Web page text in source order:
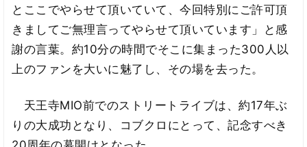
とここでやらせて頂いていて、今回特別にご許可頂
きましてご無理言ってやらせて頂いています」と感
謝の言葉。約10分の時間でそこに集まった300人以
上のファンを大いに魅了し、その場を去った。
天王寺MIO前でのストリートライブは、約17年ぶ
りの大成功となり、コブクロにとって、記念すべき